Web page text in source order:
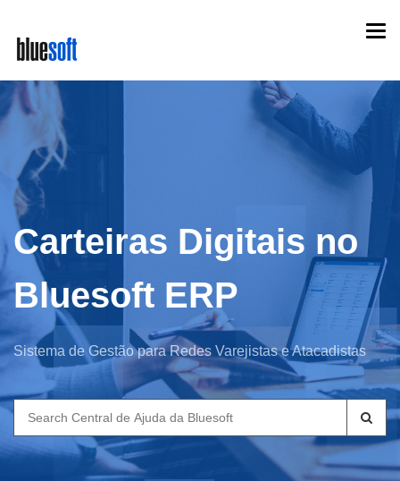
main
content
Carteiras Digitais no
Bluesoft ERP
Sistema de Gestão para Redes Varejistas e Atacadistas
Search
for: